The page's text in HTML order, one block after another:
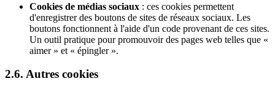
Cookies de médias sociaux : ces cookies permettent
d'enregistrer des boutons de sites de réseaux sociaux. Les
boutons fonctionnent à l'aide d'un code provenant de ces sites.
Un outil pratique pour promouvoir des pages web telles que «
aimer » et « épingler ».
2.6. Autres cookies